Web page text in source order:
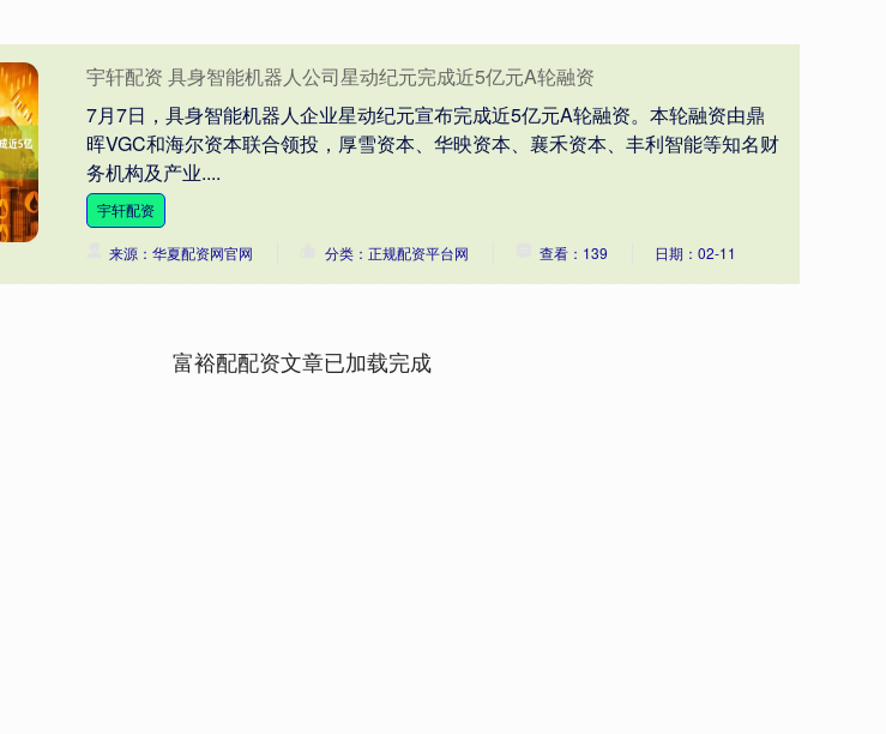
宇轩配资 具身智能机器人公司星动纪元完成近5亿元A轮融资
7月7日，具身智能机器人企业星动纪元宣布完成近5亿元A轮融资。本轮融资由鼎
晖VGC和海尔资本联合领投，厚雪资本、华映资本、襄禾资本、丰利智能等知名财
务机构及产业....
宇轩配资
来源：华夏配资网官网 分类：正规配资平台网 查看：139 日期：02-11
富裕配配资文章已加载完成